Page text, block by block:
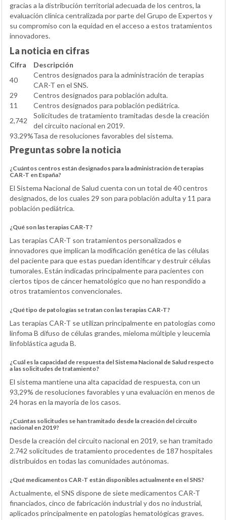
gracias a la distribución territorial adecuada de los centros, la
evaluación clínica centralizada por parte del Grupo de Expertos y
su compromiso con la equidad en el acceso a estos tratamientos
innovadores.
La noticia en cifras
Cifra
Descripción
40
Centros designados para la administración de terapias
CAR-T en el SNS.
29
Centros designados para población adulta.
11
Centros designados para población pediátrica.
2,742
Solicitudes de tratamiento tramitadas desde la creación
del circuito nacional en 2019.
93.29%Tasa de resoluciones favorables del sistema.
Preguntas sobre la noticia
¿Cuántos centros están designados para la administración de terapias
CAR-T en España?
El Sistema Nacional de Salud cuenta con un total de 40 centros
designados, de los cuales 29 son para población adulta y 11 para
población pediátrica.
¿Qué son las terapias CAR-T?
Las terapias CAR-T son tratamientos personalizados e
innovadores que implican la modificación genética de las células
del paciente para que estas puedan identificar y destruir células
tumorales. Están indicadas principalmente para pacientes con
ciertos tipos de cáncer hematológico que no han respondido a
otros tratamientos convencionales.
¿Qué tipo de patologías se tratan con las terapias CAR-T?
Las terapias CAR-T se utilizan principalmente en patologías como
linfoma B difuso de células grandes, mieloma múltiple y leucemia
linfoblástica aguda B.
¿Cuál es la capacidad de respuesta del Sistema Nacional de Salud respecto
a las solicitudes de tratamiento?
El sistema mantiene una alta capacidad de respuesta, con un
93,29% de resoluciones favorables y una evaluación en menos de
24 horas en la mayoría de los casos.
¿Cuántas solicitudes se han tramitado desde la creación del circuito
nacional en 2019?
Desde la creación del circuito nacional en 2019, se han tramitado
2.742 solicitudes de tratamiento procedentes de 187 hospitales
distribuidos en todas las comunidades autónomas.
¿Qué medicamentos CAR-T están disponibles actualmente en el SNS?
Actualmente, el SNS dispone de siete medicamentos CAR-T
financiados, cinco de fabricación industrial y dos no industrial,
aplicados principalmente en patologías hematológicas graves.